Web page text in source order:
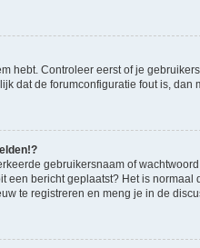
hebt. Controleer eerst of je
dat de forumconfiguratie fout is,
gebruikersnaam of
een bericht geplaatst? Het is
te registreren en meng je in de